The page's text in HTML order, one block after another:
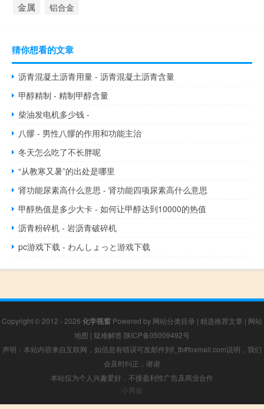
金属 铝合金
猜你想看的文章
沥青混凝土沥青用量 - 沥青混凝土沥青含量
甲醇精制 - 精制甲醇含量
柴油发电机多少钱 -
八髎 - 男性八髎的作用和功能主治
冬天怎么吃了不长胖呢
“从教寒又暑”的出处是哪里
肾功能尿素高什么意思 - 肾功能四项尿素高什么意思
甲醇热值是多少大卡 - 如何让甲醇达到10000的热值
沥青粉碎机 - 岩沥青破碎机
pc游戏下载 - わんしょっと游戏下载
Copyright © 2012 - 2026 化学视窗 Powered by 网站分类目录 | 精选推荐文章 | 网站
地图 | 疑难解答 陕ICP备05009492号
声明：本站内容来自互联网，如信息有错误可发邮件到f_fb#foxmail.com说明，我们
会及时纠正，谢谢
本站仅为个人兴趣爱好，不接盈利性广告及商业合作
小男孩